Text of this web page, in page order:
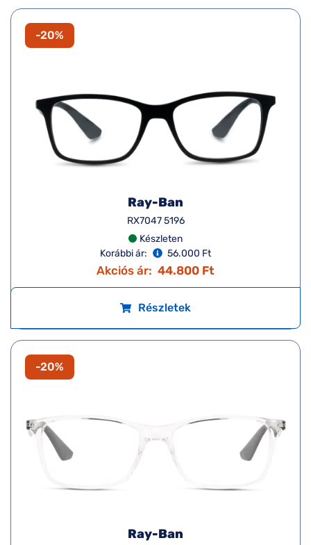
-20%
Ray-Ban
RX7047 5196
Készleten
Korábbi ár:
56.000 Ft
Akciós ár: 44.800 Ft
Részletek
-20%
Ray-Ban